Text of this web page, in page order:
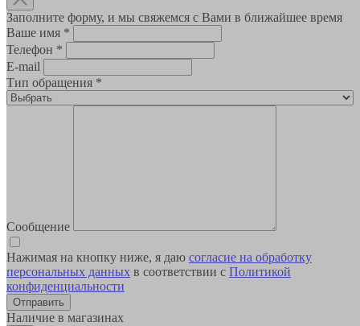
Заполните форму, и мы свяжемся с Вами в ближайшее время
Ваше имя *
Телефон *
E-mail
Тип обращения *
Сообщение
Нажимая на кнопку ниже, я даю согласие на обработку
персональных данных в соответствии с Политикой
конфиденциальности
Наличие в магазинах